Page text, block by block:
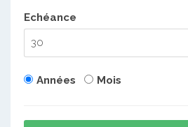
Echéance
Années Mois